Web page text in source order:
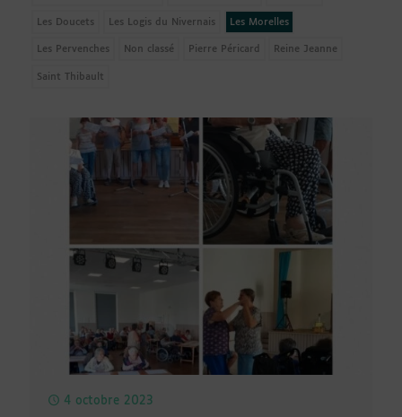
Les Doucets Les Logis du Nivernais Les Morelles
Les Pervenches Non classé Pierre Péricard Reine Jeanne
Saint Thibault
4 octobre 2023